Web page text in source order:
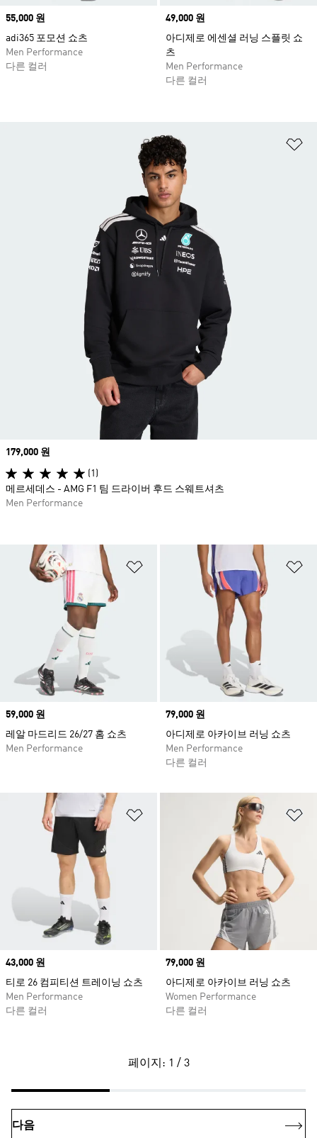
Price
55,000 원
adi365 포모션 쇼츠
Men Performance
다른 컬러
Price
49,000 원
아디제로 에센셜 러닝 스플릿 쇼
츠
Men Performance
다른 컬러
위시리스트 담기
Price
59,000 원
레알 마드리드 26/27 홈 쇼츠
Men Performance
Price
79,000 원
아디제로 아카이브 러닝 쇼츠
Men Performance
다른 컬러
Price
43,000 원
티로 26 컴피티션 트레이닝 쇼츠
Men Performance
다른 컬러
Price
79,000 원
아디제로 아카이브 러닝 쇼츠
Women Performance
다른 컬러
Price
179,000 원
(1)
메르세데스 - AMG F1 팀 드라이버 후드 스웨트셔츠
Men Performance
페이지: 1 / 3
다음